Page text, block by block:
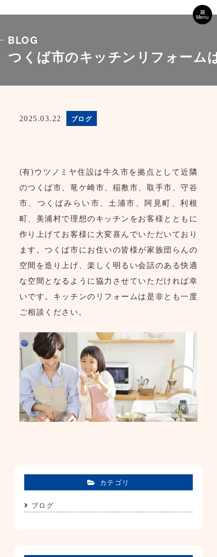
Menu
つくば市のキッチンリフォーム
BLOG
2025.03.22 ブログ
(有)ウツノミヤ住設は牛久市を拠点として近隣
のつくば市、竜ケ崎市、稲敷市、取手市、守谷
市、つくばみらい市、土浦市、阿見町、利根
町、美浦村で理想のキッチンをお客様とともに
作り上げてお客様に大変喜んでいただいており
ます。つくば市にお住いの皆様が家族団らんの
空間を造り上げ、楽しく明るい会話のある快適
な空間となるように協力させていただければ幸
いです。キッチンのリフォームは是非とも一度
ご相談ください。
カテゴリ
ブログ